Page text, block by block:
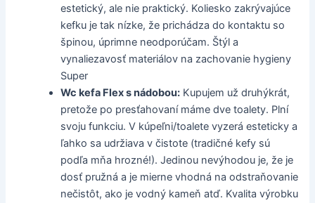
estetický, ale nie praktický. Koliesko zakrývajúce
kefku je tak nízke, že prichádza do kontaktu so
špinou, úprimne neodporúčam. Štýl a
vynaliezavosť materiálov na zachovanie hygieny
Super
Wc kefa Flex s nádobou: Kupujem už druhýkrát,
pretože po presťahovaní máme dve toalety. Plní
svoju funkciu. V kúpeľni/toalete vyzerá esteticky a
ľahko sa udržiava v čistote (tradičné kefy sú
podľa mňa hrozné!). Jedinou nevýhodou je, že je
dosť pružná a je mierne vhodná na odstraňovanie
nečistôt, ako je vodný kameň atď. Kvalita výrobku